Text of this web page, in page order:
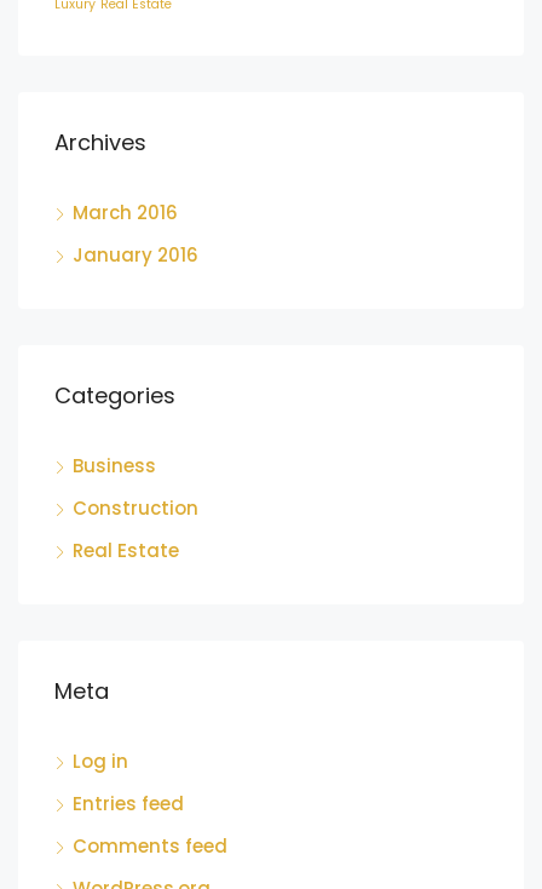
Luxury Real Estate
Archives
March 2016
January 2016
Categories
Business
Construction
Real Estate
Meta
Log in
Entries feed
Comments feed